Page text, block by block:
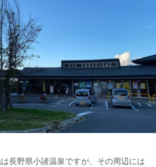
長野県小諸温泉ですが、その周辺には